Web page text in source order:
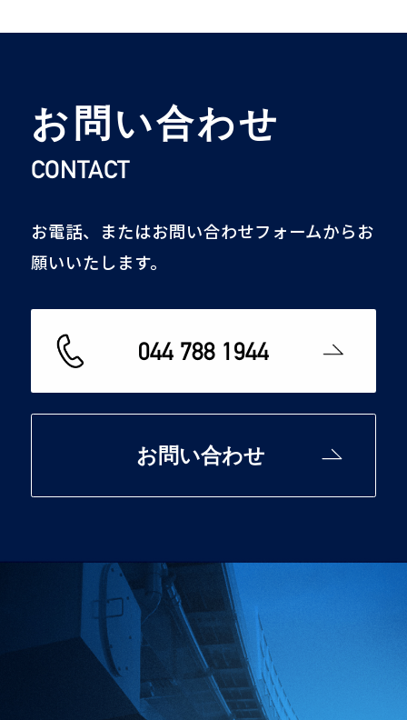
お問い合わせ
CONTACT
お電話、またはお問い合わせフォームからお
願いいたします。
044 788 1944
お問い合わせ